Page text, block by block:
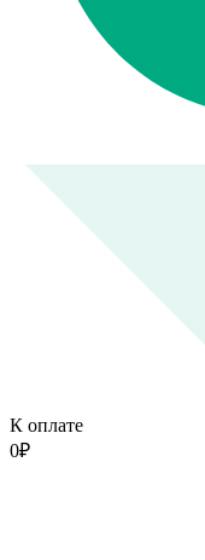
К оплате
0₽